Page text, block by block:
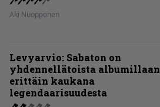
Aki Nuopponen
Levyarvio: Sabaton on
yhdennellätoista albumillaan
erittäin kaukana
legendaarisuudesta